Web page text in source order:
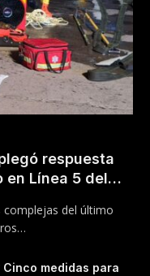
respuesta
Línea 5 del
complejas del último
Cinco medidas para